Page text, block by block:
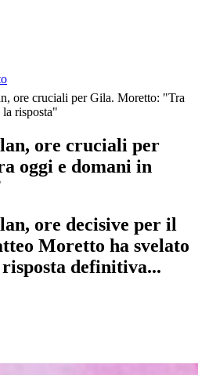
ore cruciali per Gila. Moretto: "Tra
risposta"
ore cruciali per
oggi e domani in
ore decisive per il
Moretto ha svelato
definitiva...